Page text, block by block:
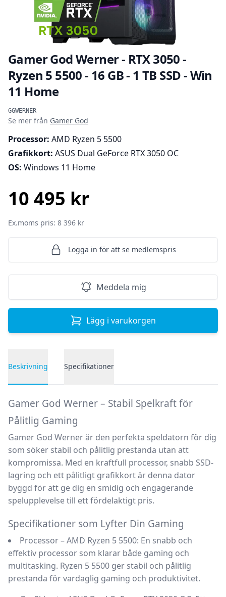
Gamer God Werner - RTX 3050 -
Ryzen 5 5500 - 16 GB - 1 TB SSD - Win
11 Home
GGWERNER
Produktinformation
Se mer från Gamer God
Processor: AMD Ryzen 5 5500
Grafikkort: ASUS Dual GeForce RTX 3050 OC
OS: Windows 11 Home
10 495 kr
Ex.moms pris: 8 396 kr
Logga in för att se medlemspris
Meddela mig
Lägg i varukorgen
Beskrivning Specifikationer
Gamer God Werner – Stabil Spelkraft för
Pålitlig Gaming
Gamer God Wernerär den perfekta speldatorn för dig
som söker stabil och pålitlig prestanda utan att
kompromissa. Med en kraftfull processor, snabb SSD-
lagring och ett pålitligt grafikkort är denna dator
byggd för att ge dig en smidig och engagerande
spelupplevelse till ett fördelaktigt pris.
Specifikationer som Lyfter Din Gaming
Processor – AMD Ryzen 5 5500: En snabb och
effektiv processor som klarar både gaming och
multitasking. Ryzen 5 5500 ger stabil och pålitlig
prestanda för vardaglig gaming och produktivitet.